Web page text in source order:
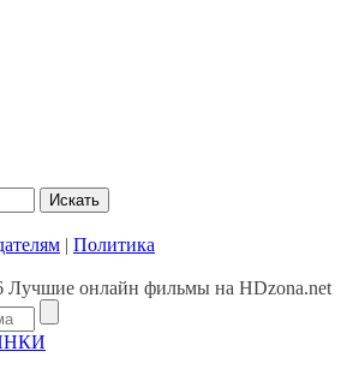
Искать
| Политика
Лучшие онлайн фильмы на HDzona.net